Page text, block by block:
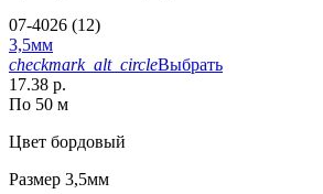
07-4026 (12)
3,5мм
checkmark_alt_circleВыбрать
17.38 р.
По 50 м
Цвет бордовый
Размер 3,5мм